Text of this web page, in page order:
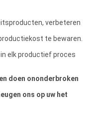
verbeteren
te bewaren.
elk productief proces
doen ononderbroken
ons op uw het